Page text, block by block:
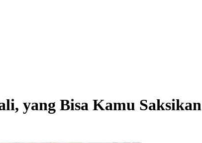
yang Bisa Kamu Saksikan